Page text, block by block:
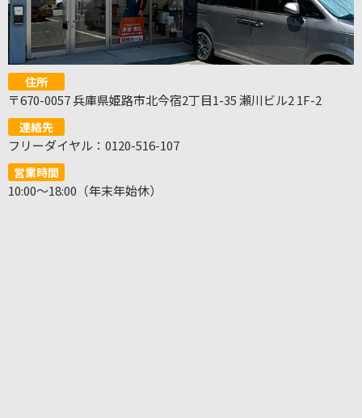
住所
〒670-0057 兵庫県姫路市北今宿2丁目1-35 瀬川ビル2 1F-2
連絡先
フリーダイヤル：0120-516-107
営業時間
10:00～18:00（年末年始休）